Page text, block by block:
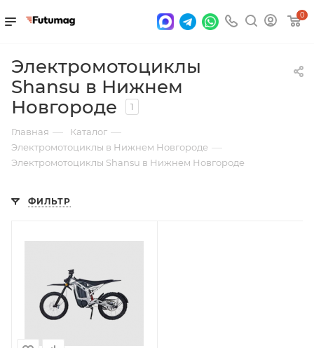
0
Электромотоциклы
Shansu в Нижнем
Новгороде
1
Главная — Каталог —
Электромотоциклы в Нижнем Новгороде —
Электромотоциклы Shansu в Нижнем Новгороде
ФИЛЬТР